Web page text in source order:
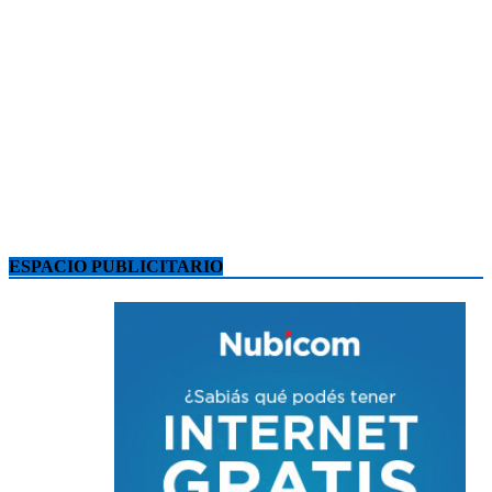
ESPACIO PUBLICITARIO